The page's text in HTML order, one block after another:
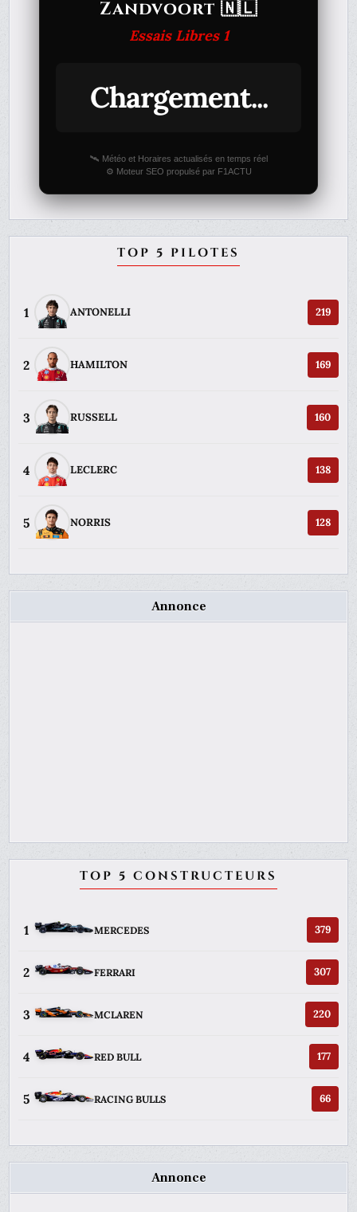
Zandvoort 🇳🇱
Essais Libres 1
Chargement...
🛰️ Météo et Horaires actualisés en temps réel
⚙️ Moteur SEO propulsé par F1ACTU
TOP 5 PILOTES
1 ANTONELLI 219
2 HAMILTON 169
3 RUSSELL 160
4 LECLERC 138
5 NORRIS 128
Annonce
TOP 5 CONSTRUCTEURS
1 MERCEDES 379
2 FERRARI 307
3 MCLAREN 220
4 RED BULL 177
5 RACING BULLS 66
Annonce